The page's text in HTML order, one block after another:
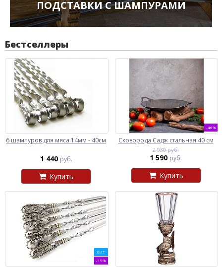
ПОДСТАВКИ С ШАМПУРАМИ
Бестселлеры
6 шампуров для мяса 14мм - 40см
1 440 руб.
Купить
-46%
Сковорода Садж стальная 40 см
2 930 руб.
1 590 руб.
Купить
ХИТ
-19%